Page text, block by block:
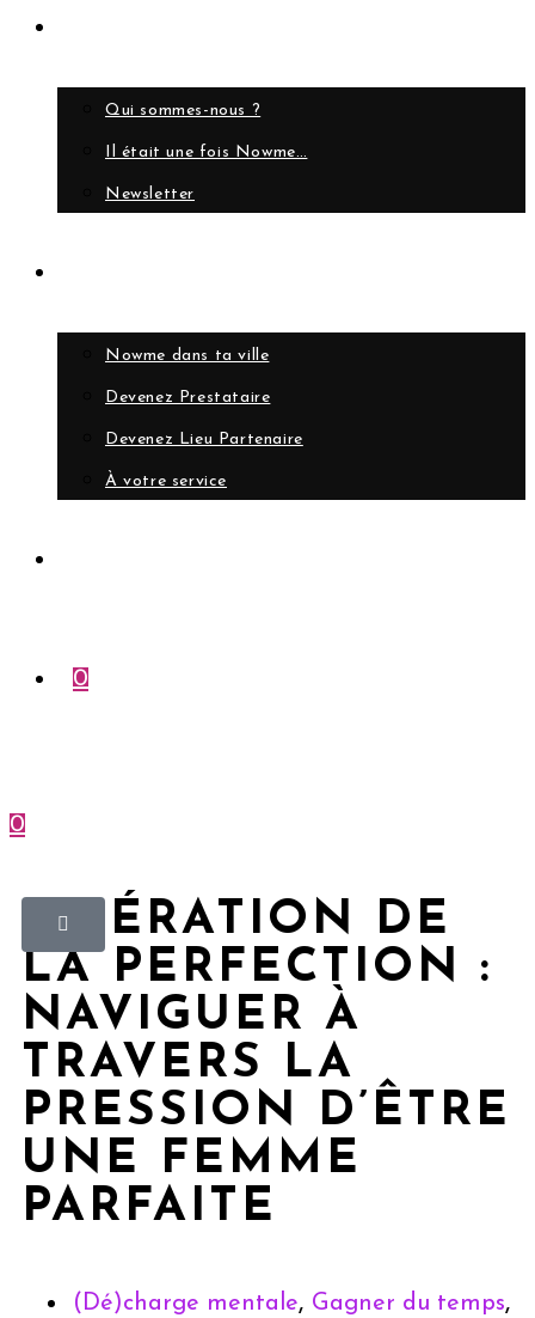
Qui sommes-nous ?
Il était une fois Nowme…
Newsletter
Nowme dans ta ville
Devenez Prestataire
Devenez Lieu Partenaire
À votre service
0
0
LIBÉRATION DE
LA PERFECTION :
NAVIGUER À
TRAVERS LA
PRESSION D’ÊTRE
UNE FEMME
PARFAITE
(Dé)charge mentale, Gagner du temps,